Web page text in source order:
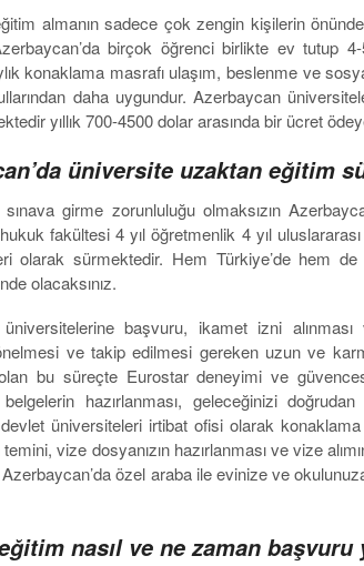
almanın sadece çok zengin kişilerin
birçok öğrenci birlikte ev tutup
konaklama masrafı ulaşım, beslenme ve
daha uygundur. Azerbaycan
yıllık 700-4500 dolar arasında bir ücret
üniversite uzaktan eğitim
girme zorunluluğu olmaksızın
fakültesi 4 yıl öğretmenlik 4 yıl
olarak sürmektedir. Hem Türkiye’de hem
olacaksınız.
başvuru, ikamet izni
ve takip edilmesi gereken uzun ve
bu süreçte Eurostar deneyimi ve
hazırlanması, geleceğinizi
üniversiteleri irtibat ofisi olarak
vize dosyanızın hazırlanması ve vize
Azerbaycan’da özel araba ile evinize ve
nasıl ve ne zaman başvuru